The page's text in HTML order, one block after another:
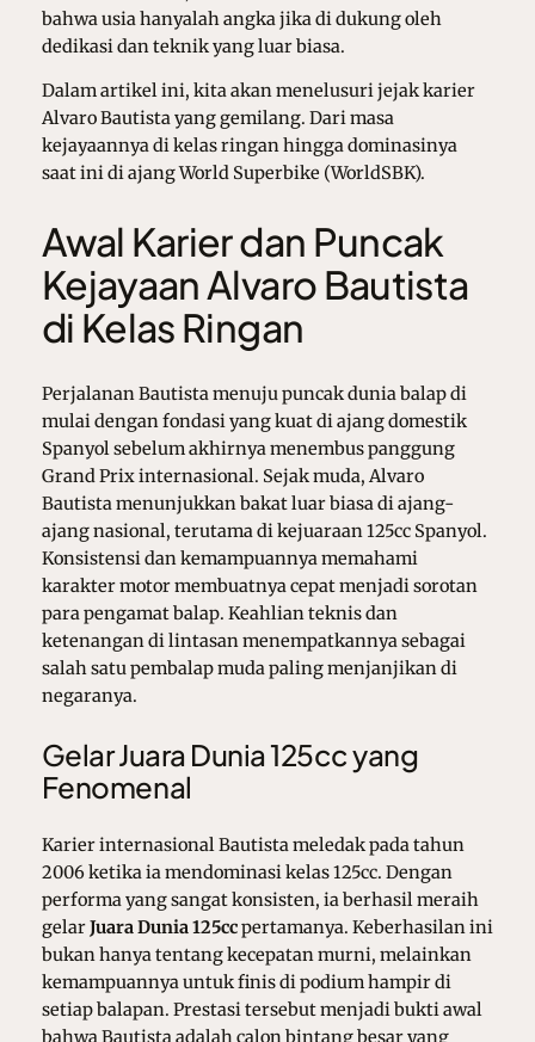
bahwa usia hanyalah angka jika di dukung oleh
dedikasi dan teknik yang luar biasa.
Dalam artikel ini, kita akan menelusuri jejak karier
Alvaro Bautista yang gemilang. Dari masa
kejayaannya di kelas ringan hingga dominasinya
saat ini di ajang World Superbike (WorldSBK).
Awal Karier dan Puncak
Kejayaan Alvaro Bautista
di Kelas Ringan
Perjalanan Bautista menuju puncak dunia balap di
mulai dengan fondasi yang kuat di ajang domestik
Spanyol sebelum akhirnya menembus panggung
Grand Prix internasional. Sejak muda, Alvaro
Bautista menunjukkan bakat luar biasa di ajang-
ajang nasional, terutama di kejuaraan 125cc Spanyol.
Konsistensi dan kemampuannya memahami
karakter motor membuatnya cepat menjadi sorotan
para pengamat balap. Keahlian teknis dan
ketenangan di lintasan menempatkannya sebagai
salah satu pembalap muda paling menjanjikan di
negaranya.
Gelar Juara Dunia 125cc yang
Fenomenal
Karier internasional Bautista meledak pada tahun
2006 ketika ia mendominasi kelas 125cc. Dengan
performa yang sangat konsisten, ia berhasil meraih
gelarJuara Dunia 125ccpertamanya. Keberhasilan ini
bukan hanya tentang kecepatan murni, melainkan
kemampuannya untuk finis di podium hampir di
setiap balapan. Prestasi tersebut menjadi bukti awal
bahwa Bautista adalah calon bintang besar yang